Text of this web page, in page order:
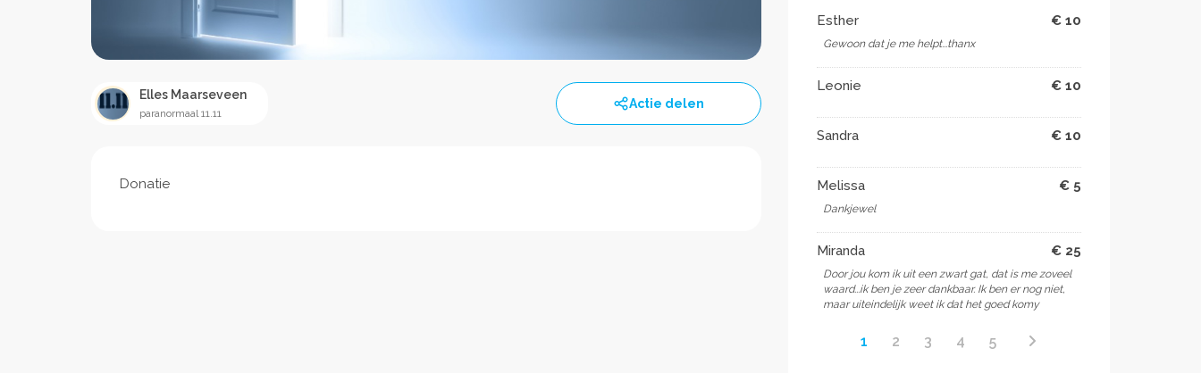
Elles Maarseveen
paranormaal 11.11
Actie delen
Donatie
Esther € 10
Gewoon dat je me helpt...thanx
Leonie € 10
Sandra € 10
Melissa € 5
Dankjewel
Miranda € 25
Door jou kom ik uit een zwart gat, dat is me zoveel
waard...ik ben je zeer dankbaar. Ik ben er nog niet,
maar uiteindelijk weet ik dat het goed komy
1 2 3 4 5